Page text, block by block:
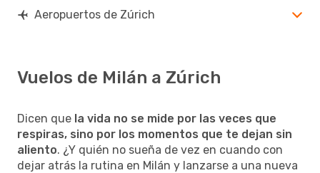
Aeropuertos de Zúrich
Vuelos de Milán a Zúrich
Dicen que la vida no se mide por las veces que
respiras, sino por los momentos que te dejan sin
aliento. ¿Y quién no sueña de vez en cuando con
dejar atrás la rutina en Milán y lanzarse a una nueva